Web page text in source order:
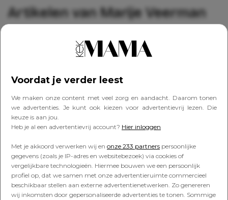
Voordat je verder leest
We maken onze content met veel zorg en aandacht. Daarom tonen
we advertenties. Je kunt ook kiezen voor advertentievrij lezen. Die
keuze is aan jou.
Heb je al een advertentievrij account? Hier inloggen
Met je akkoord verwerken wij en onze 233 partners persoonlijke
gegevens (zoals je IP-adres en websitebezoek) via cookies of
vergelijkbare technologieën. Hiermee bouwen we een persoonlijk
profiel op, dat we samen met onze advertentieruimte commercieel
beschikbaar stellen aan externe advertentienetwerken. Zo genereren
wij inkomsten door gepersonaliseerde advertenties te tonen. Sommige
Artikelen van Marije Veerman
gelijkwaardigheid en respect
een expert
OPVOEDEN
opgevoede zoon een seksfilmpje
hielp verspreiden?’